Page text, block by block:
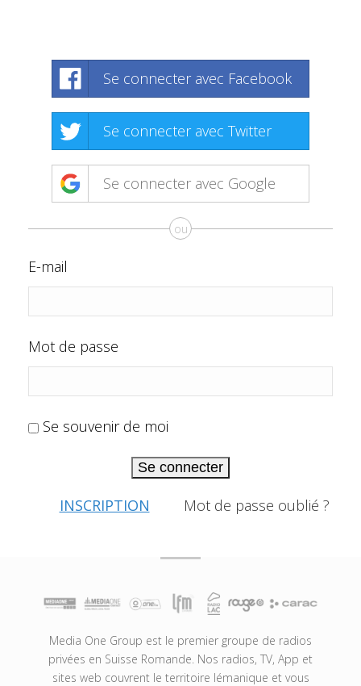
Se connecter avec Facebook
Se connecter avec Twitter
Se connecter avec Google
ou
E-mail
Mot de passe
Se souvenir de moi
Se connecter
INSCRIPTION Mot de passe oublié ?
Media One Group est le premier groupe de radios
privées en Suisse Romande. Nos radios, TV, App et
sites web couvrent le territoire lémanique et vous